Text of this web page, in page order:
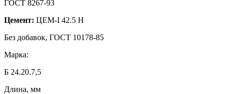
ГОСТ 8267-93
Цемент: ЦЕМ-I 42.5 Н
Без добавок, ГОСТ 10178-85
Марка:
Б 24.20.7,5
Длина, мм